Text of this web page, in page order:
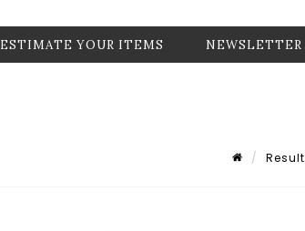
ESTIMATE YOUR ITEMS NEWSLETTER
Result